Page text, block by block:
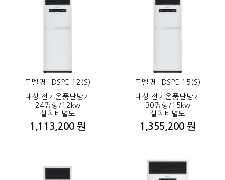
모델명 : DSPE-12(S)
대성 전기온풍난방기
24평형/12kw
설치비별도
1,113,200 원
모델명 : DSPE-15(S)
대성 전기온풍난방기
30평형/15kw
설치비별도
1,355,200 원